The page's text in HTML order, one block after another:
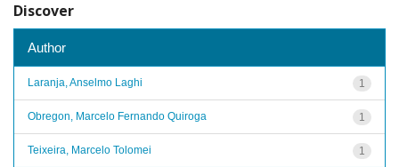
Discover
Author
1
Laranja, Anselmo Laghi
1
Obregon, Marcelo Fernando Quiroga
1
Teixeira, Marcelo Tolomei